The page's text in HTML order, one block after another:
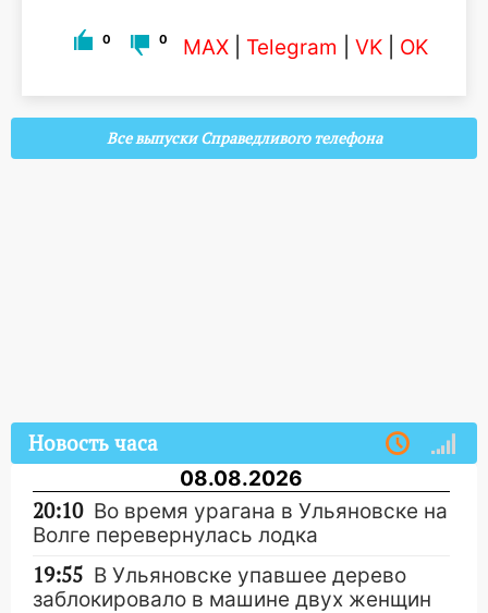
0 0 MAX Telegram VK OK
Все выпуски Справедливого телефона
Новость часа
08.08.2026
20:10 Во время урагана в Ульяновске на
Волге перевернулась лодка
19:55 В Ульяновске упавшее дерево
заблокировало в машине двух женщин